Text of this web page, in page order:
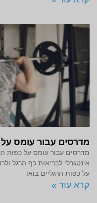
מדרסים עבור עומס על
מדרסים עבור עומס על כפות
אינטגרלי לבריאות כף הרגל
על כפות הרגליים בואו
קרא עוד »